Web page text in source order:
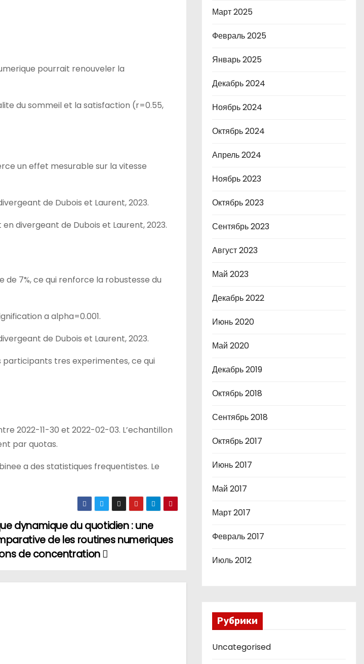
pourrait renouveler la
du sommeil et la satisfaction (r=0.55,
un effet mesurable sur la vitesse
de Dubois et Laurent, 2023.
divergeant de Dubois et Laurent, 2023.
7%, ce qui renforce la robustesse du
a alpha=0.001.
de Dubois et Laurent, 2023.
participants tres experimentes, ce qui
2022-11-30 et 2022-02-03. L’echantillon
par quotas.
a des statistiques frequentistes. Le
dynamique du quotidien : une
de les routines numeriques
de concentration
Март 2025
Февраль 2025
Январь 2025
Декабрь 2024
Ноябрь 2024
Октябрь 2024
Апрель 2024
Ноябрь 2023
Октябрь 2023
Сентябрь 2023
Август 2023
Май 2023
Декабрь 2022
Июнь 2020
Май 2020
Декабрь 2019
Октябрь 2018
Сентябрь 2018
Октябрь 2017
Июнь 2017
Май 2017
Март 2017
Февраль 2017
Июль 2012
Рубрики
Uncategorised